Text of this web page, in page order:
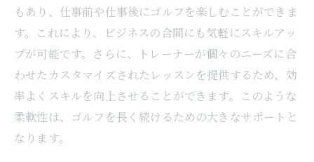
もあり、仕事前や仕事後にゴルフを楽しむことができま
す。これにより、ビジネスの合間にも気軽にスキルアッ
プが可能です。さらに、トレーナーが個々のニーズに合
わせたカスタマイズされたレッスンを提供するため、効
率よくスキルを向上させることができます。このような
柔軟性は、ゴルフを長く続けるための大きなサポートと
なります。